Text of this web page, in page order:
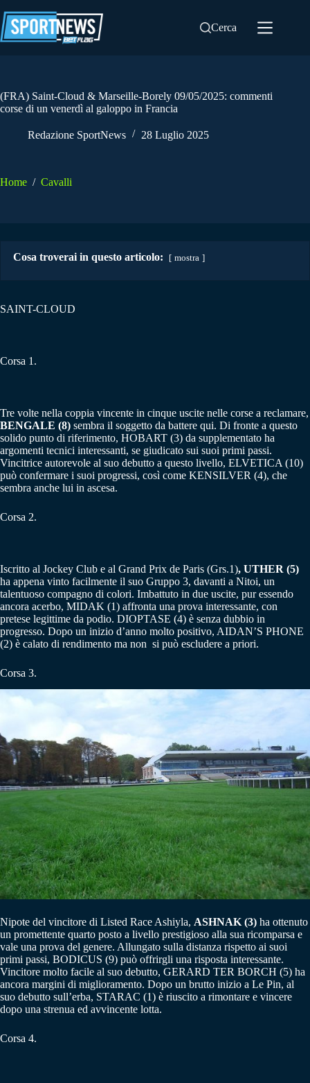
al
contenuto
Cerca
(FRA) Saint-Cloud & Marseille-Borely 09/05/2025: commenti
corse di un venerdì al galoppo in Francia
Redazione SportNews 28 Luglio 2025
Home / Cavalli
Cosa troverai in questo articolo: mostra
SAINT-CLOUD
Corsa 1.
Tre volte nella coppia vincente in cinque uscite nelle corse a reclamare,
BENGALE (8) sembra il soggetto da battere qui. Di fronte a questo
solido punto di riferimento, HOBART (3) da supplementato ha
argomenti tecnici interessanti, se giudicato sui suoi primi passi.
Vincitrice autorevole al suo debutto a questo livello, ELVETICA (10)
può confermare i suoi progressi, così come KENSILVER (4), che
sembra anche lui in ascesa.
Corsa 2.
Iscritto al Jockey Club e al Grand Prix de Paris (Grs.1), UTHER (5)
ha appena vinto facilmente il suo Gruppo 3, davanti a Nitoi, un
talentuoso compagno di colori. Imbattuto in due uscite, pur essendo
ancora acerbo, MIDAK (1) affronta una prova interessante, con
pretese legittime da podio. DIOPTASE (4) è senza dubbio in
progresso. Dopo un inizio d’anno molto positivo, AIDAN’S PHONE
(2) è calato di rendimento ma non si può escludere a priori.
Corsa 3.
Nipote del vincitore di Listed Race Ashiyla, ASHNAK (3) ha ottenuto
un promettente quarto posto a livello prestigioso alla sua ricomparsa e
vale una prova del genere. Allungato sulla distanza rispetto ai suoi
primi passi, BODICUS (9) può offrirgli una risposta interessante.
Vincitore molto facile al suo debutto, GERARD TER BORCH (5) ha
ancora margini di miglioramento. Dopo un brutto inizio a Le Pin, al
suo debutto sull’erba, STARAC (1) è riuscito a rimontare e vincere
dopo una strenua ed avvincente lotta.
Corsa 4.